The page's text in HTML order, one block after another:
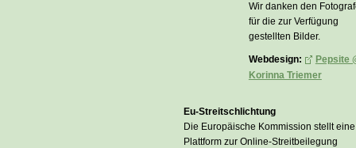
Wir danken den
für die zur Verfügung
gestellten Bilder.
Webdesign:
Pepsite
Korinna Triemer
Eu-Streitschlichtung
Die Europäische Kommission stellt eine
Plattform zur Online-Streitbeilegung